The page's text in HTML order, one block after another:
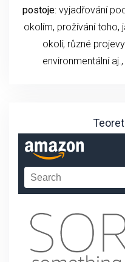
postoje: vyjadřování
okolím, prožívání toho,
okolí, různé
environmentální